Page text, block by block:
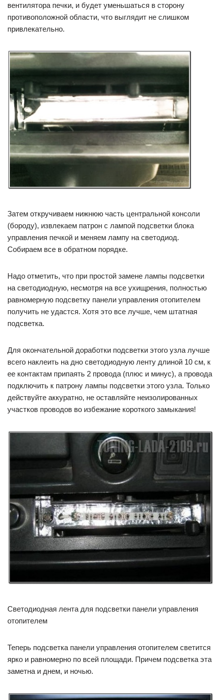
вентилятора печки, и будет уменьшаться в сторону
противоположной области, что выглядит не слишком
привлекательно.
Затем откручиваем нижнюю часть центральной консоли
(бороду), извлекаем патрон с лампой подсветки блока
управления печкой и меняем лампу на светодиод.
Собираем все в обратном порядке.
Надо отметить, что при простой замене лампы подсветки
на светодиодную, несмотря на все ухищрения, полностью
равномерную подсветку панели управления отопителем
получить не удастся. Хотя это все лучше, чем штатная
подсветка.
Для окончательной доработки подсветки этого узла лучше
всего наклеить на дно светодиодную ленту длиной 10 см, к
ее контактам припаять 2 провода (плюс и минус), а провода
подключить к патрону лампы подсветки этого узла. Только
действуйте аккуратно, не оставляйте неизолированных
участков проводов во избежание короткого замыкания!
Светодиодная лента для подсветки панели управления
отопителем
Теперь подсветка панели управления отопителем светится
ярко и равномерно по всей площади. Причем подсветка эта
заметна и днем, и ночью.